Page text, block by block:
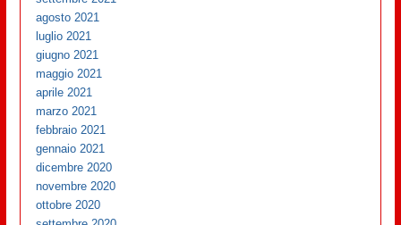
agosto 2021
luglio 2021
giugno 2021
maggio 2021
aprile 2021
marzo 2021
febbraio 2021
gennaio 2021
dicembre 2020
novembre 2020
ottobre 2020